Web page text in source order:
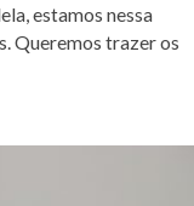
estamos nessa
Queremos trazer os